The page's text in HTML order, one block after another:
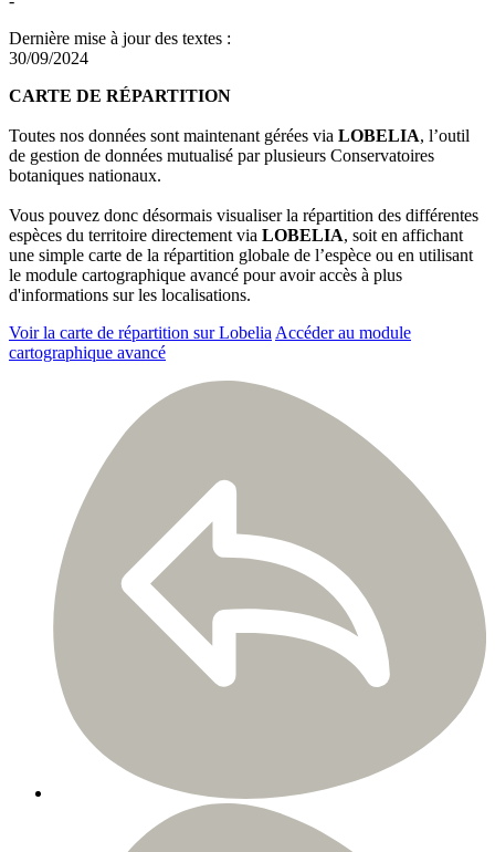
Dernière mise à jour des textes :
30/09/2024
CARTE DE RÉPARTITION
Toutes nos données sont maintenant gérées via LOBELIA, l’outil
de gestion de données mutualisé par plusieurs Conservatoires
botaniques nationaux.
Vous pouvez donc désormais visualiser la répartition des différentes
espèces du territoire directement via LOBELIA, soit en affichant
une simple carte de la répartition globale de l’espèce ou en utilisant
le module cartographique avancé pour avoir accès à plus
d'informations sur les localisations.
Voir la carte de répartition sur Lobelia Accéder au module
cartographique avancé